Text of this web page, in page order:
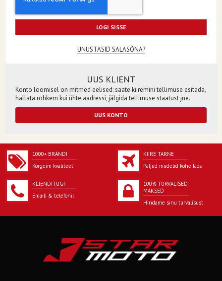
LOGI SISSE
UNUSTASID SALASÕNA?
UUS KLIENT
Konto loomisel on mitmed eelised: saate kiiremini tellimuse esitada,
hallata rohkem kui ühte aadressi, jälgida tellimuse staatust jne.
UUS KONTO
1000+ BRÄNDI
Kõrgeim kvaliteet
KIIRE TARNE
Paljud mudelid kohe laos
KLIENDITUGI
Emaili & telefonil
100% TURVALISED
MAKSED
Hindame sinu turvalisust